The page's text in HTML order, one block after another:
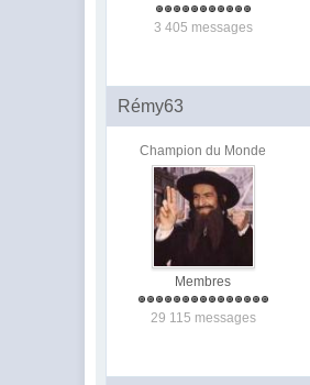
3 405 messages
Rémy63
Champion du Monde
Membres
29 115 messages